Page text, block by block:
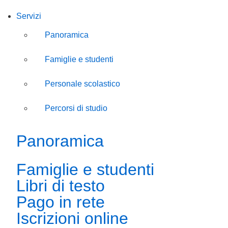
Servizi
Panoramica
Famiglie e studenti
Personale scolastico
Percorsi di studio
Panoramica
Famiglie e studenti
Libri di testo
Pago in rete
Iscrizioni online